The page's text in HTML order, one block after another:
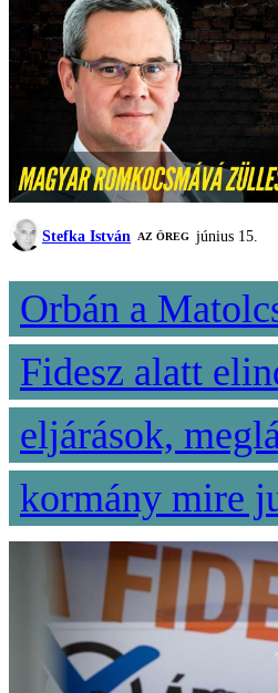
Stefka István AZ ÖREG június 15.
Orbán a
Fidesz alatt
eljárások,
kormány mire